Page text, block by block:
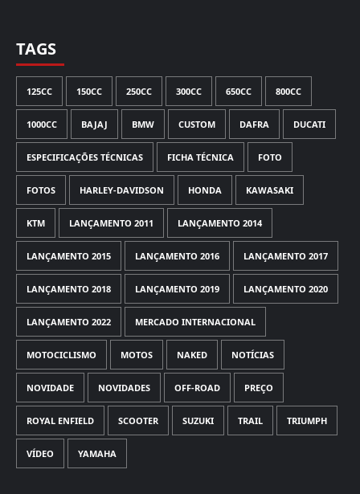
TAGS
125CC 150CC 250CC 300CC 650CC 800CC
1000CC BAJAJ BMW CUSTOM DAFRA DUCATI
ESPECIFICAÇÕES TÉCNICAS FICHA TÉCNICA FOTO
FOTOS HARLEY-DAVIDSON HONDA KAWASAKI
KTM LANÇAMENTO 2011 LANÇAMENTO 2014
LANÇAMENTO 2015 LANÇAMENTO 2016 LANÇAMENTO 2017
LANÇAMENTO 2018 LANÇAMENTO 2019 LANÇAMENTO 2020
LANÇAMENTO 2022 MERCADO INTERNACIONAL
MOTOCICLISMO MOTOS NAKED NOTÍCIAS
NOVIDADE NOVIDADES OFF-ROAD PREÇO
ROYAL ENFIELD SCOOTER SUZUKI TRAIL TRIUMPH
VÍDEO YAMAHA